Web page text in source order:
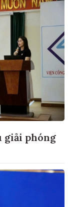
giải phóng